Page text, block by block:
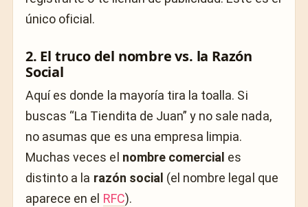
único oficial.
2. El truco del nombre vs. la Razón
Social
Aquí es donde la mayoría tira la toalla. Si
buscas “La Tiendita de Juan” y no sale nada,
no asumas que es una empresa limpia.
Muchas veces el nombre comercial es
distinto a la razón social (el nombre legal que
aparece en el RFC).